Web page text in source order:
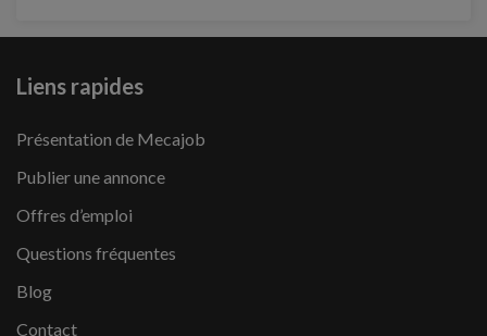
Liens rapides
Présentation de Mecajob
Publier une annonce
Offres d’emploi
Questions fréquentes
Blog
Contact